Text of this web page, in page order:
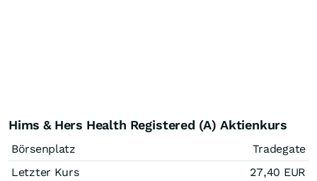
Hims & Hers Health Registered (A) Aktienkurs
Börsenplatz
Tradegate
Letzter Kurs
27,40 EUR